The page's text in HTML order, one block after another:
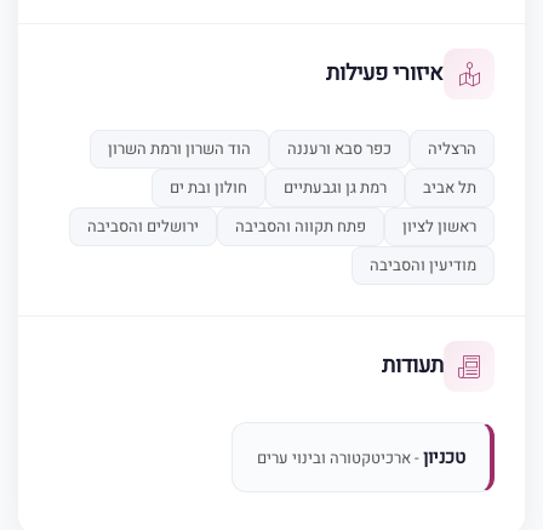
איזורי פעילות
הרצליה כפר סבא ורעננה
הוד השרון ורמת השרון
תל אביב
רמת גן וגבעתיים
חולון ובת ים
ראשון לציון
פתח תקווה והסביבה
ירושלים והסביבה
מודיעין והסביבה
תעודות
טכניון- ארכיטקטורה ובינוי ערים